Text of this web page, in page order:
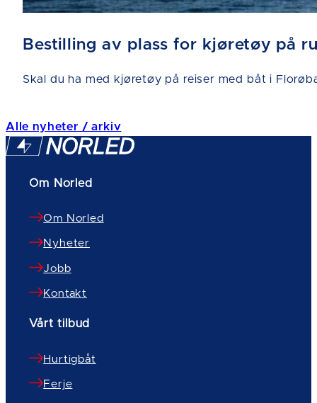
Bestilling av plass for kjøretøy på
Skal du ha med kjøretøy på reiser med båt i
Alle nyheter / arkiv
Om Norled
Om Norled
Nyheter
Jobb
Kontakt
Vårt tilbud
Hurtigbåt
Ferje